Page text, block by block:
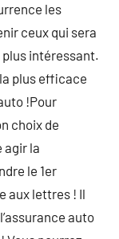
les
ceux qui sera
plus intéressant.
plus efficace
!Pour
choix de
agir la
le 1er
aux lettres ! Il
auto